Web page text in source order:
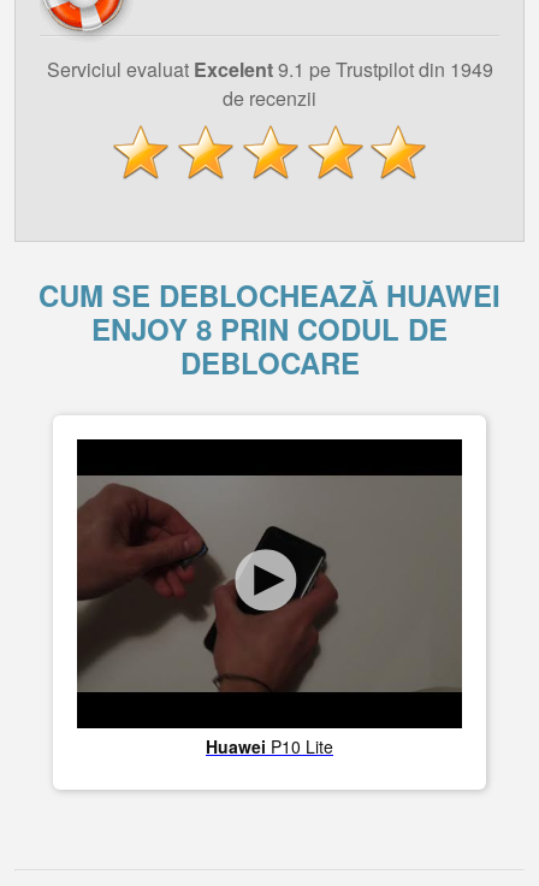
Serviciul evaluat Excelent9.1 pe Trustpilot din 1949
de recenzii
CUM SE DEBLOCHEAZĂ HUAWEI
ENJOY 8 PRIN CODUL DE
DEBLOCARE
Huawei P10 Lite